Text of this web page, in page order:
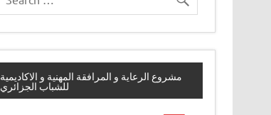
مشروع الرعاية و المرافقة المهنية و الاكاديمية
للشباب الجزائري